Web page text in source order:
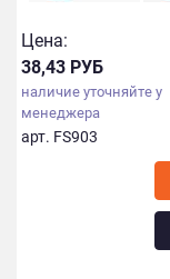
Цена:
38,43 РУБ
наличие уточняйте у
менеджера
арт. FS903